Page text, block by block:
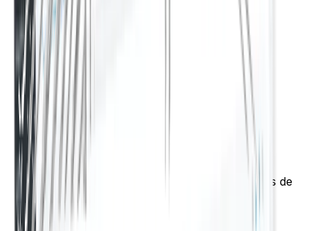
Incluye un bono mensual de 1,000K créditos de
prueba de IA
3,5 veces más capacidad, ~750k palabras